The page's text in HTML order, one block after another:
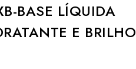
BASE LÍQUIDA
E BRILHO